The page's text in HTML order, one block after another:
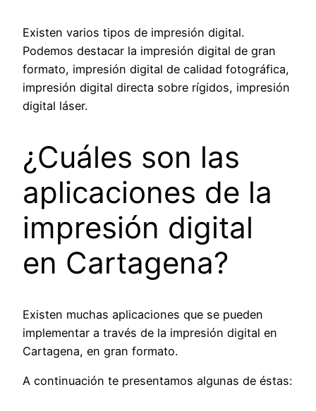
Existen varios tipos de impresión digital.
Podemos destacar la impresión digital de gran
formato, impresión digital de calidad fotográfica,
impresión digital directa sobre rígidos, impresión
digital láser.
¿Cuáles son las
aplicaciones de la
impresión digital
en Cartagena?
Existen muchas aplicaciones que se pueden
implementar a través de la impresión digital en
Cartagena, en gran formato.
A continuación te presentamos algunas de éstas: